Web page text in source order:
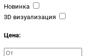
Новинка
3D визуализация
Цена: